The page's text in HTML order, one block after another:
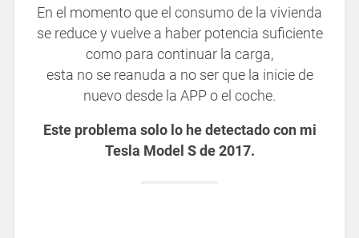
En el momento que el consumo de la vivienda
se reduce y vuelve a haber potencia suficiente
como para continuar la carga,
esta no se reanuda a no ser que la inicie de
nuevo desde la APP o el coche.
Este problema solo lo he detectado con mi
Tesla Model S de 2017.